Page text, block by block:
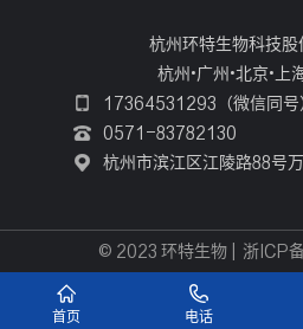
杭州环特生物科技股
杭州•广州•北京•上
17364531293（微信同号
0571-83782130
杭州市滨江区江陵路88号
© 2023 环特生物 浙ICP
首页 电话